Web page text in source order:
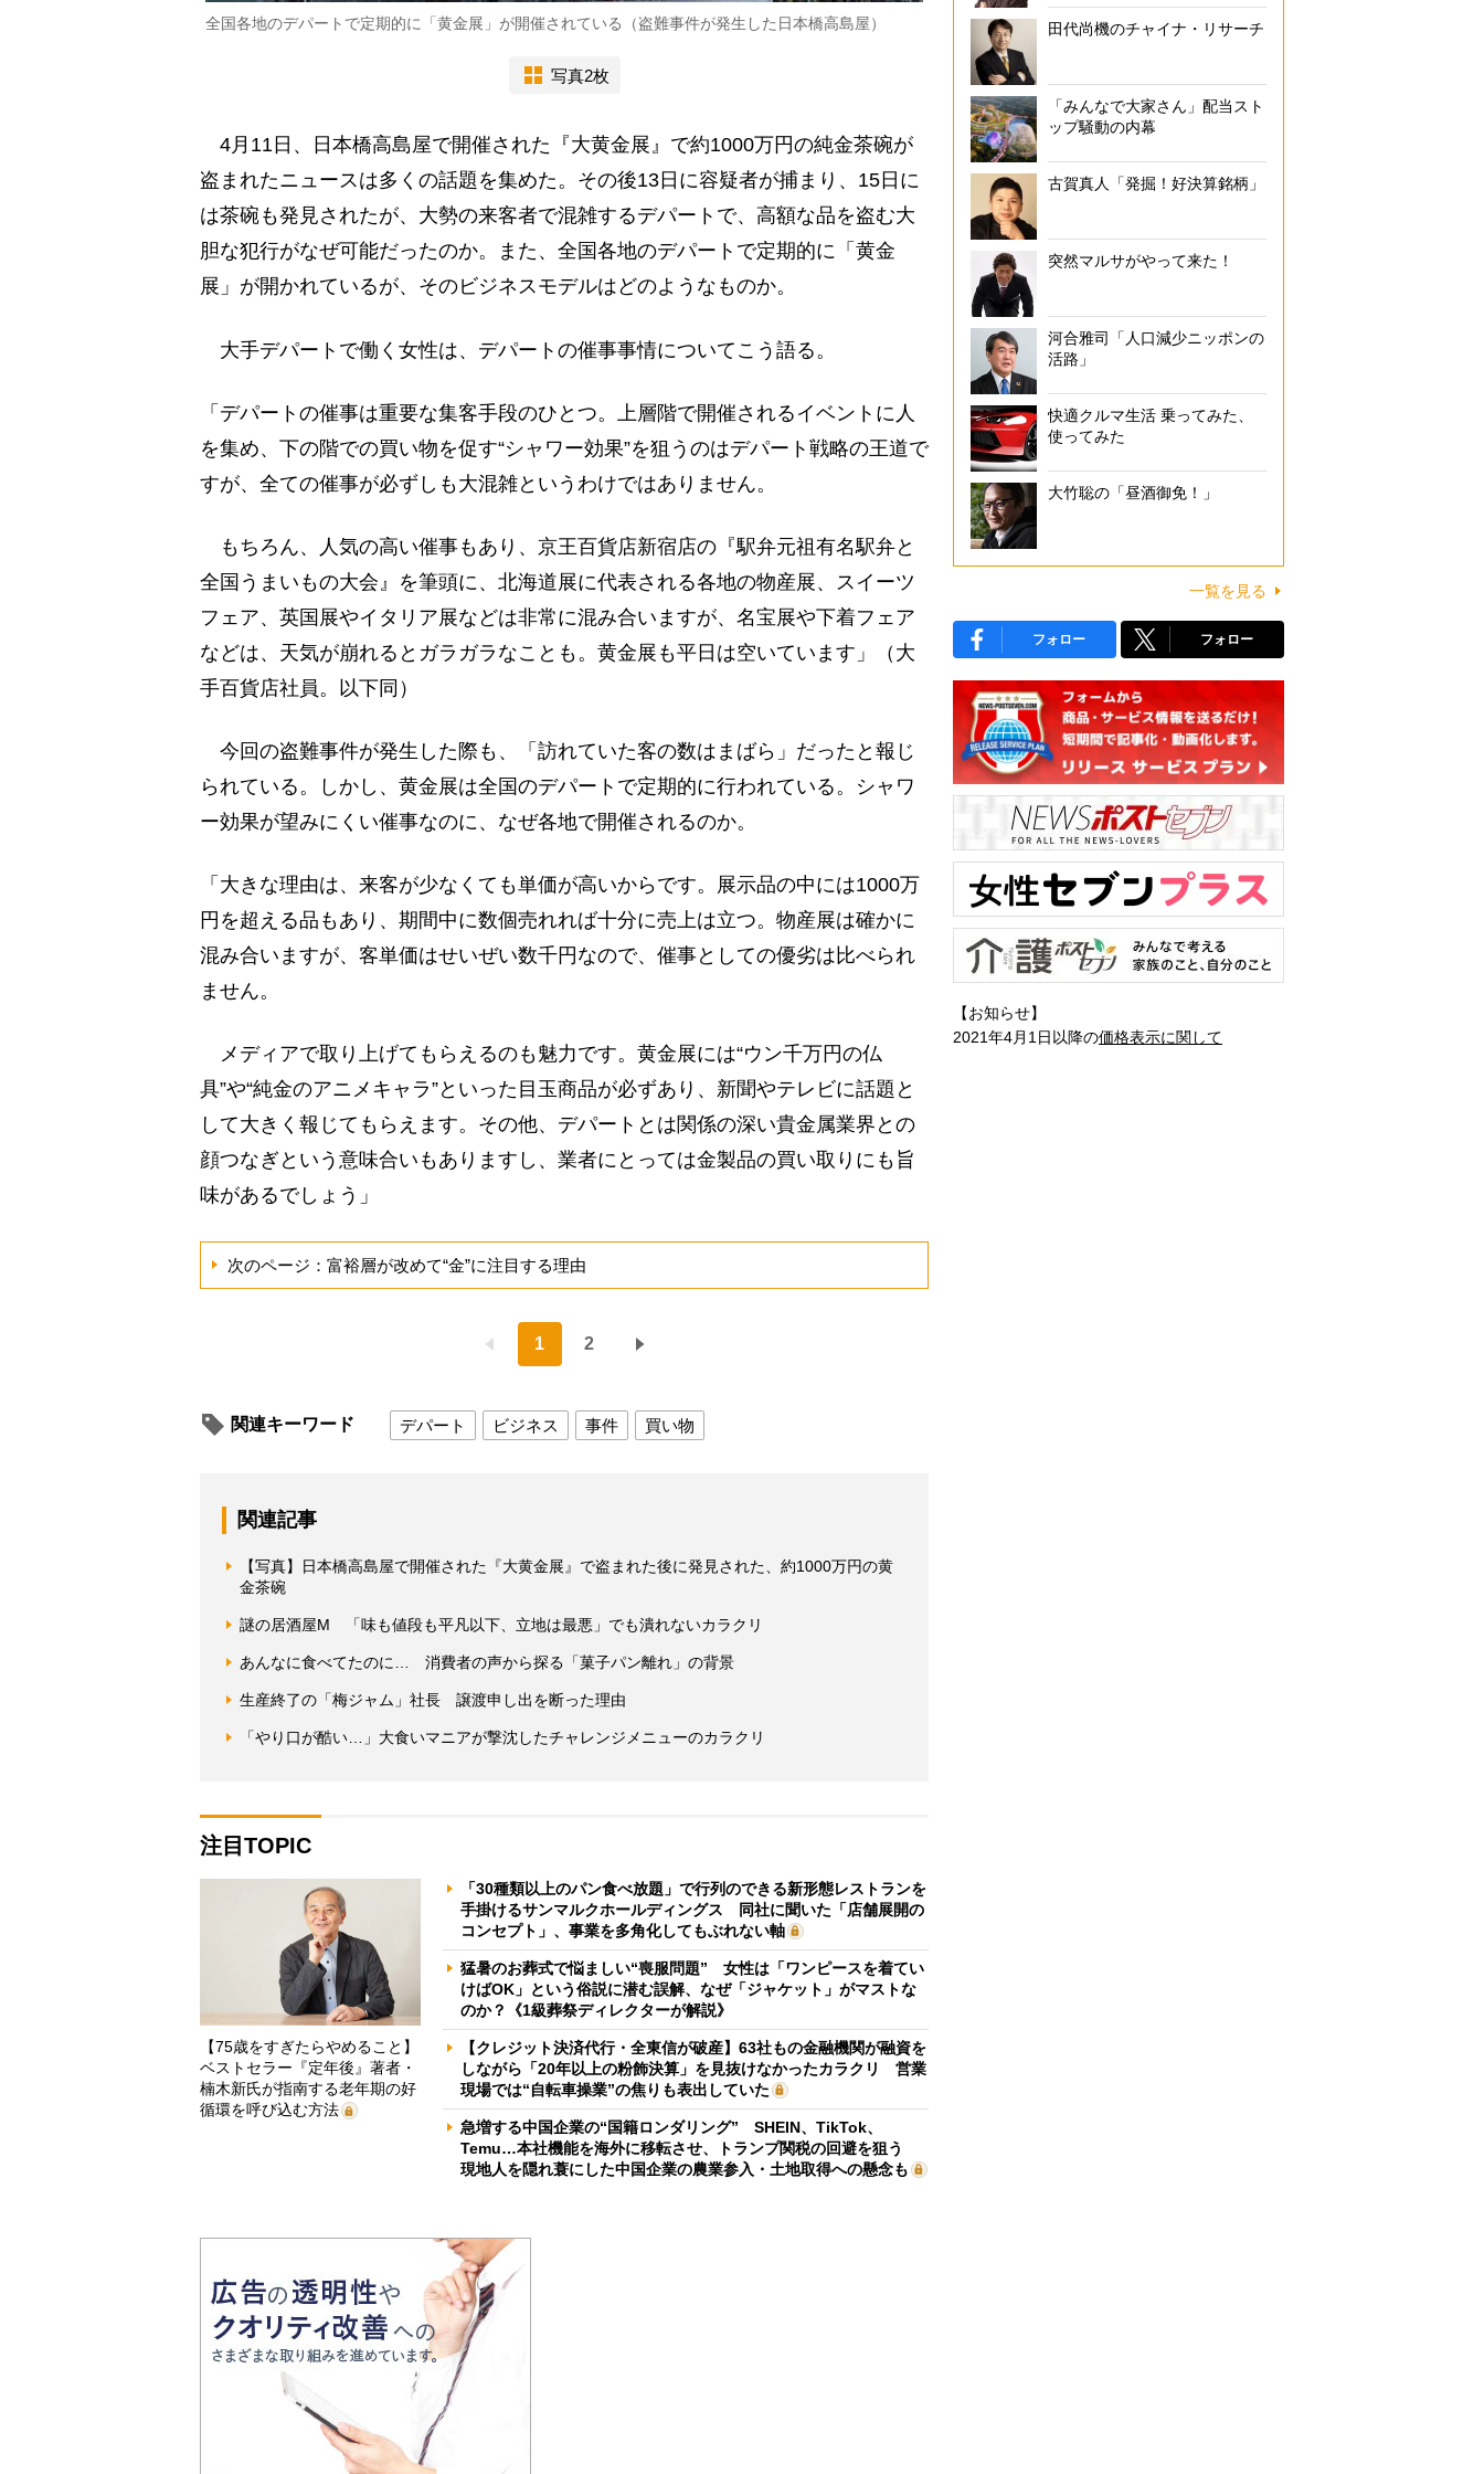
全国各地のデパートで定期的に「黄金展」が開催されている（盗難事件が発生した日本橋高島屋）
写真2枚
4月11日、日本橋高島屋で開催された『大黄金展』で約1000万円の純金茶碗が
盗まれたニュースは多くの話題を集めた。その後13日に容疑者が捕まり、15日に
は茶碗も発見されたが、大勢の来客者で混雑するデパートで、高額な品を盗む大
胆な犯行がなぜ可能だったのか。また、全国各地のデパートで定期的に「黄金
展」が開かれているが、そのビジネスモデルはどのようなものか。
大手デパートで働く女性は、デパートの催事事情についてこう語る。
「デパートの催事は重要な集客手段のひとつ。上層階で開催されるイベントに人
を集め、下の階での買い物を促す“シャワー効果”を狙うのはデパート戦略の王道で
すが、全ての催事が必ずしも大混雑というわけではありません。
もちろん、人気の高い催事もあり、京王百貨店新宿店の『駅弁元祖有名駅弁と
全国うまいもの大会』を筆頭に、北海道展に代表される各地の物産展、スイーツ
フェア、英国展やイタリア展などは非常に混み合いますが、名宝展や下着フェア
などは、天気が崩れるとガラガラなことも。黄金展も平日は空いています」（大
手百貨店社員。以下同）
今回の盗難事件が発生した際も、「訪れていた客の数はまばら」だったと報じ
られている。しかし、黄金展は全国のデパートで定期的に行われている。シャワ
ー効果が望みにくい催事なのに、なぜ各地で開催されるのか。
「大きな理由は、来客が少なくても単価が高いからです。展示品の中には1000万
円を超える品もあり、期間中に数個売れれば十分に売上は立つ。物産展は確かに
混み合いますが、客単価はせいぜい数千円なので、催事としての優劣は比べられ
ません。
メディアで取り上げてもらえるのも魅力です。黄金展には“ウン千万円の仏
具”や“純金のアニメキャラ”といった目玉商品が必ずあり、新聞やテレビに話題と
して大きく報じてもらえます。その他、デパートとは関係の深い貴金属業界との
顔つなぎという意味合いもありますし、業者にとっては金製品の買い取りにも旨
味があるでしょう」
次のページ：富裕層が改めて“金”に注目する理由
1 2
関連キーワード デパート ビジネス 事件 買い物
関連記事
【写真】日本橋高島屋で開催された『大黄金展』で盗まれた後に発見された、約1000万円の黄
金茶碗
謎の居酒屋M 「味も値段も平凡以下、立地は最悪」でも潰れないカラクリ
あんなに食べてたのに… 消費者の声から探る「菓子パン離れ」の背景
生産終了の「梅ジャム」社長 譲渡申し出を断った理由
「やり口が酷い…」大食いマニアが撃沈したチャレンジメニューのカラクリ
注目TOPIC
【75歳をすぎたらやめること】
ベストセラー『定年後』著者・
楠木新氏が指南する老年期の好
循環を呼び込む方法
「30種類以上のパン食べ放題」で行列のできる新形態レストランを
手掛けるサンマルクホールディングス 同社に聞いた「店舗展開の
コンセプト」、事業を多角化してもぶれない軸
猛暑のお葬式で悩ましい“喪服問題” 女性は「ワンピースを着てい
けばOK」という俗説に潜む誤解、なぜ「ジャケット」がマストな
のか？《1級葬祭ディレクターが解説》
【クレジット決済代行・全東信が破産】63社もの金融機関が融資を
しながら「20年以上の粉飾決算」を見抜けなかったカラクリ 営業
現場では“自転車操業”の焦りも表出していた
急増する中国企業の“国籍ロンダリング” SHEIN、TikTok、
Temu…本社機能を海外に移転させ、トランプ関税の回避を狙う
現地人を隠れ蓑にした中国企業の農業参入・土地取得への懸念も
田代尚機のチャイナ・リサーチ
「みんなで大家さん」配当スト
ップ騒動の内幕
古賀真人「発掘！好決算銘柄」
突然マルサがやって来た！
河合雅司「人口減少ニッポンの
活路」
快適クルマ生活 乗ってみた、
使ってみた
大竹聡の「昼酒御免！」
一覧を見る
フォロー フォロー
【お知らせ】
2021年4月1日以降の価格表示に関して